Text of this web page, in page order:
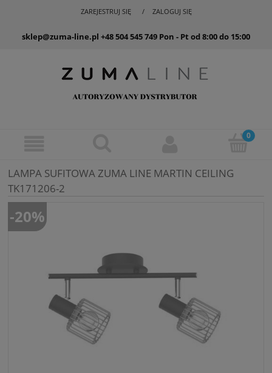
ZAREJESTRUJ SIĘ ZALOGUJ SIĘ
sklep@zuma-line.pl +48 504 545 749 Pon - Pt od 8:00 do 15:00
LAMPA SUFITOWA ZUMA LINE MARTIN CEILING
TK171206-2
-20%